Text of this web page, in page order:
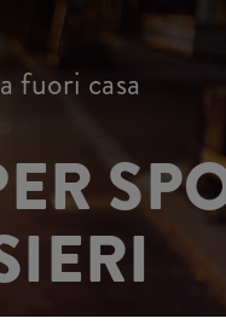
fuori casa